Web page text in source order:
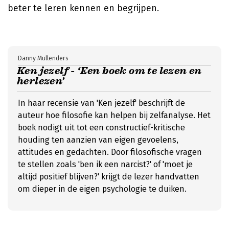
beter te leren kennen en begrijpen.
Ken jezelf - ‘Een boek om te lezen en
herlezen’
Danny Mullenders
In haar recensie van 'Ken jezelf' beschrijft de
auteur hoe filosofie kan helpen bij zelfanalyse. Het
boek nodigt uit tot een constructief-kritische
houding ten aanzien van eigen gevoelens,
attitudes en gedachten. Door filosofische vragen
te stellen zoals 'ben ik een narcist?' of 'moet je
altijd positief blijven?' krijgt de lezer handvatten
om dieper in de eigen psychologie te duiken.